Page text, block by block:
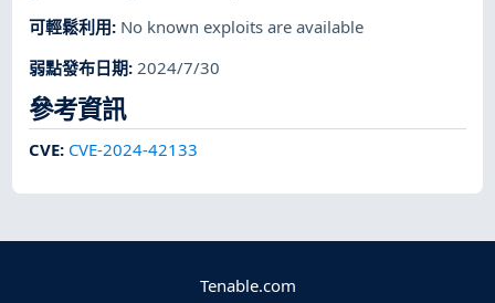
可輕鬆利用: No known exploits are available
弱點發布日期: 2024/7/30
參考資訊
CVE: CVE-2024-42133
Tenable.com